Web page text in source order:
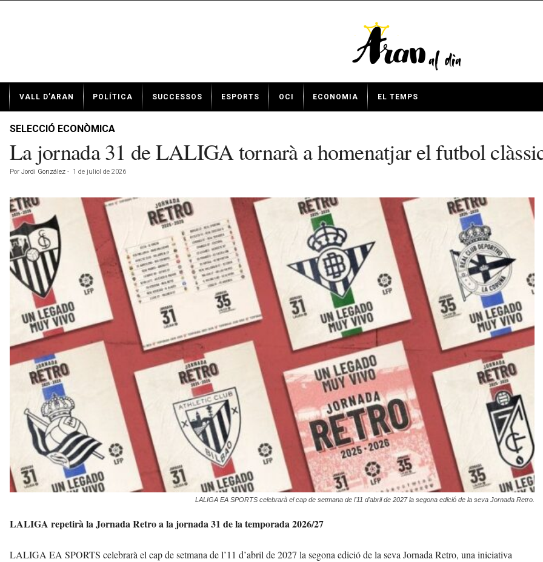
t
VALL D’ARAN POLÍTICA SUCCESSOS ESPORTS OCI ECONOMIA EL TEMPS
SELECCIÓ ECONÒMICA
La jornada 31 de LALIGA tornarà a homenatjar el futbol
Por Jordi González - 1 de juliol de 2026
LALIGA EA SPORTS celebrarà el cap de setmana de l'11 d'abril de 2027 la segona edició de la seva Jornada Retro.
LALIGA repetirà la Jornada Retro a la jornada 31 de la temporada 2026/27
LALIGA EA SPORTS celebrarà el cap de setmana de l’11 d’abril de 2027 la segona edició de la seva Jornada Retro, una iniciativa